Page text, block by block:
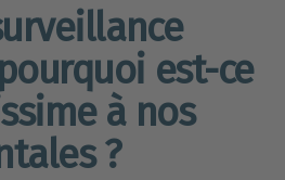
est-ce
à nos
?